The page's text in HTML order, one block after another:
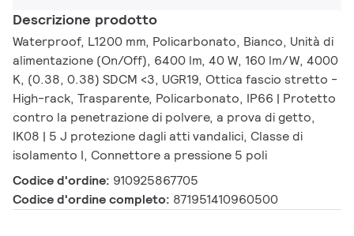
Descrizione prodotto
Waterproof, L1200 mm, Policarbonato, Bianco, Unità di
alimentazione (On/Off), 6400 lm, 40 W, 160 lm/W, 4000
K, (0.38, 0.38) SDCM <3, UGR19, Ottica fascio stretto -
High-rack, Trasparente, Policarbonato, IP66 | Protetto
contro la penetrazione di polvere, a prova di getto,
IK08 | 5 J protezione dagli atti vandalici, Classe di
isolamento I, Connettore a pressione 5 poli
Codice d'ordine: 910925867705
Codice d'ordine completo: 871951410960500